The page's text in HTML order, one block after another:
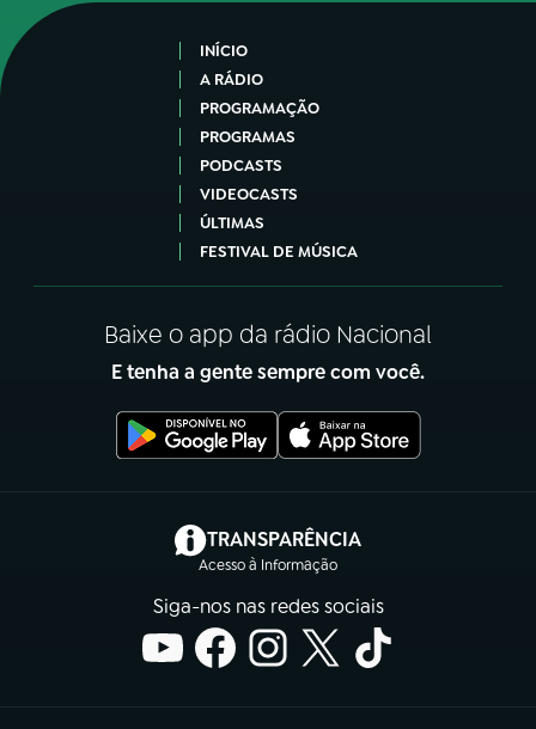
INÍCIO
A RÁDIO
PROGRAMAÇÃO
PROGRAMAS
PODCASTS
VIDEOCASTS
ÚLTIMAS
FESTIVAL DE MÚSICA
Baixe o app da rádio Nacional
E tenha a gente sempre com você.
TRANSPARÊNCIA
Acesso à Informação
(abre em nova aba)
Siga-nos nas redes sociais